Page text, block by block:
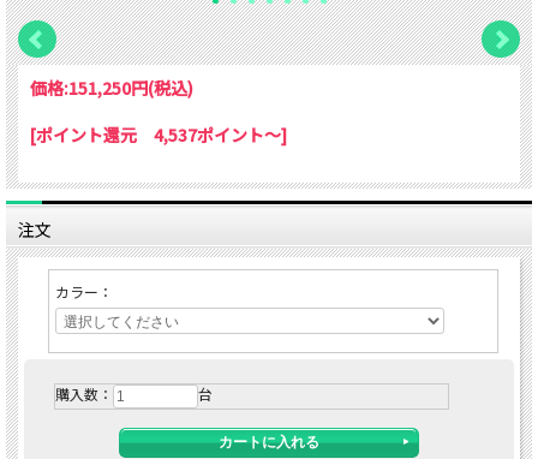
価格:151,250円(税込)
[ポイント還元 4,537ポイント～]
注文
カラー：
購入数： 台